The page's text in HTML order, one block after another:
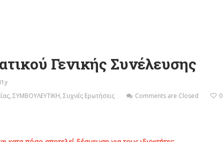
Γενικής Συνέλευσης
, ΣΥΜΒΟΥΛΕΥΤΙΚΗ, Συχνές Ερωτήσεις Comments are Closed 0